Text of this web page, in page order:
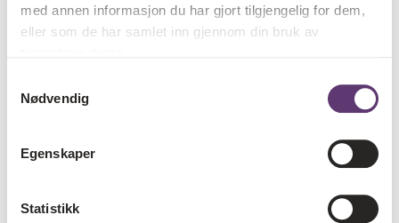
med annen informasjon du har gjort tilgjengelig for dem,
eller som de har samlet inn gjennom din bruk av
Nødvendig
Egenskaper
Statistikk